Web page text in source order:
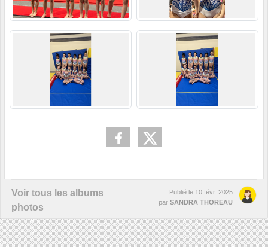
Voir tous les albums
photos
Publié le 10 févr. 2025
par SANDRA THOREAU